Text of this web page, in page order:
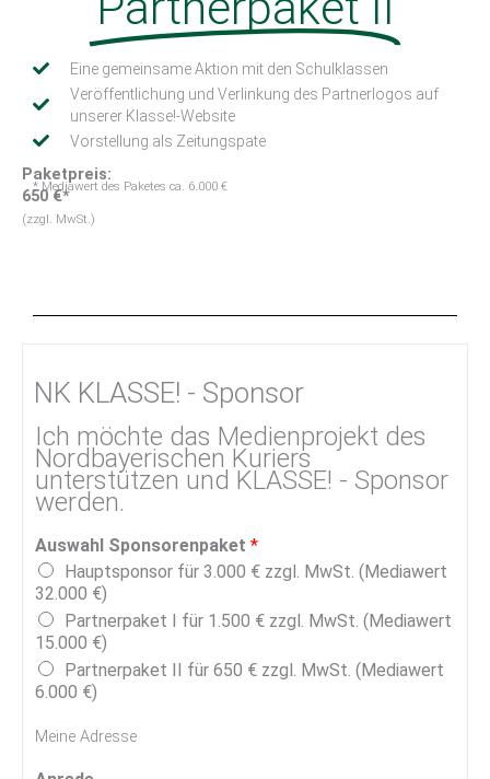
Eine gemeinsame Aktion mit den Schulklassen
Veröffentlichung und Verlinkung des Partnerlogos auf
unserer Klasse!-Website
Vorstellung als Zeitungspate
* Mediawert des Paketes ca. 6.000 €
Paketpreis:
650 €*
(zzgl. MwSt.)
NK KLASSE! - Sponsor
Ich möchte das Medienprojekt des
Nordbayerischen Kuriers
unterstützen und KLASSE! - Sponsor
werden.
Auswahl Sponsorenpaket *
Hauptsponsor für 3.000 € zzgl. MwSt. (Mediawert
32.000 €)
Partnerpaket I für 1.500 € zzgl. MwSt. (Mediawert
15.000 €)
Partnerpaket II für 650 € zzgl. MwSt. (Mediawert
6.000 €)
Meine Adresse